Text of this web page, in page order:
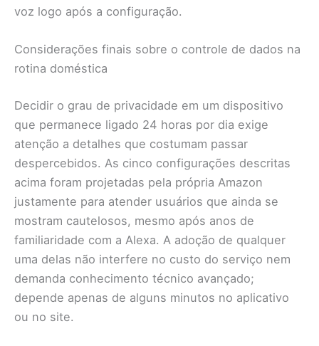
voz logo após a configuração.
Considerações finais sobre o controle de dados na
rotina doméstica
Decidir o grau de privacidade em um dispositivo
que permanece ligado 24 horas por dia exige
atenção a detalhes que costumam passar
despercebidos. As cinco configurações descritas
acima foram projetadas pela própria Amazon
justamente para atender usuários que ainda se
mostram cautelosos, mesmo após anos de
familiaridade com a Alexa. A adoção de qualquer
uma delas não interfere no custo do serviço nem
demanda conhecimento técnico avançado;
depende apenas de alguns minutos no aplicativo
ou no site.